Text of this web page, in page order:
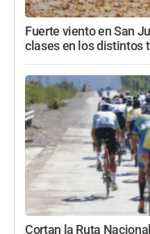
Fuerte viento en San
clases en los distintos
Cortan la Ruta